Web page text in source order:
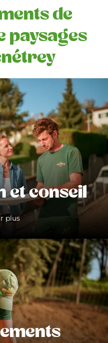
de
paysages
et conseil
plus